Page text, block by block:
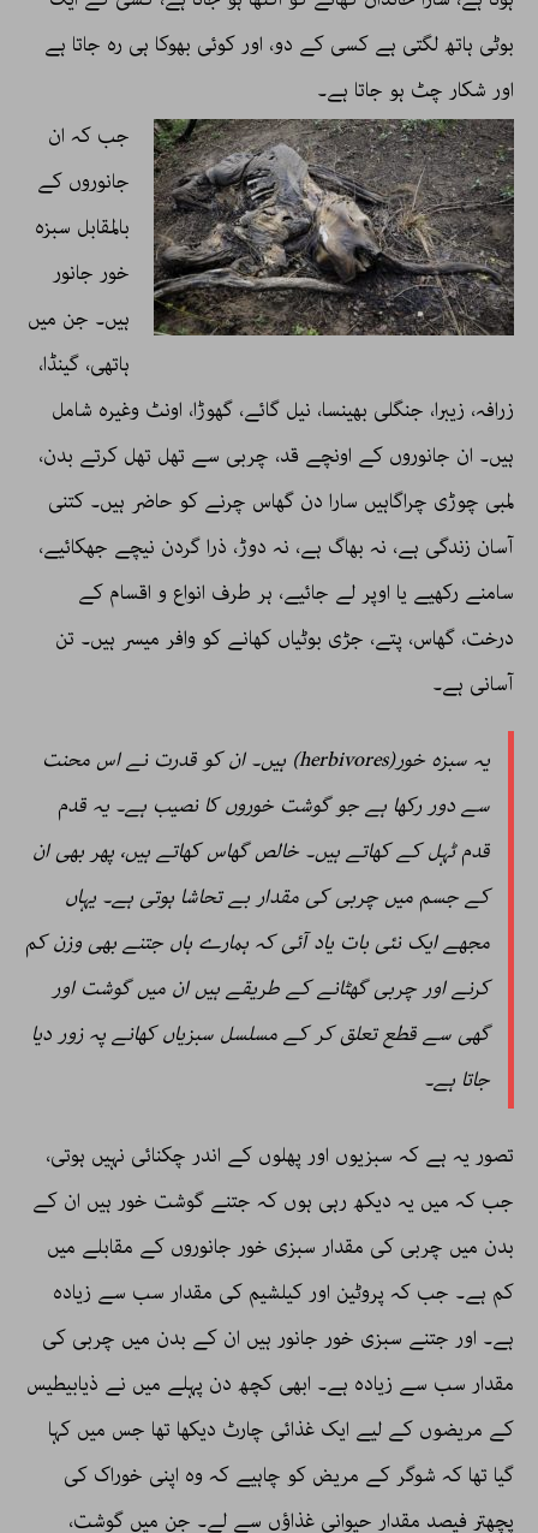
بوٹی ہاتھ لگتی ہے کسی کے دو، اور کوئی بھوکا ہی رہ جاتا ہے
اور شکار چٹ ہو جاتا ہے۔
جب کہ ان
جانوروں کے
بالمقابل سبزہ
خور جانور
ہیں۔ جن میں
ہاتھی، گینڈا،
زرافہ، زیبرا، جنگلی بھینسا، نیل گائے، گھوڑا، اونٹ وغیرہ شامل
ہیں۔ ان جانوروں کے اونچے قد، چربی سے تھل تھل کرتے بدن،
لمبی چوڑی چراگاہیں سارا دن گھاس چرنے کو حاضر ہیں۔ کتنی
آسان زندگی ہے، نہ بھاگ ہے، نہ دوڑ، ذرا گردن نیچے جھکائیے،
سامنے رکھیے یا اوپر لے جائیے، ہر طرف انواع و اقسام کے
درخت، گھاس، پتے، جڑی بوٹیاں کھانے کو وافر میسر ہیں۔ تن
آسانی ہے۔
یہ سبزہ خور(herbivores) ہیں۔ ان کو قدرت نے اس محنت
سے دور رکھا ہے جو گوشت خوروں کا نصیب ہے۔ یہ قدم
قدم ٹہل کے کھاتے ہیں۔ خالص گھاس کھاتے ہیں، پھر بھی ان
کے جسم میں چربی کی مقدار بے تحاشا ہوتی ہے۔ یہاں
مجھے ایک نئی بات یاد آئی کہ ہمارے ہاں جتنے بھی وزن کم
کرنے اور چربی گھٹانے کے طریقے ہیں ان میں گوشت اور
گھی سے قطع تعلق کر کے مسلسل سبزیاں کھانے پہ زور دیا
جاتا ہے۔
تصور یہ ہے کہ سبزیوں اور پھلوں کے اندر چکنائی نہیں ہوتی،
جب کہ میں یہ دیکھ رہی ہوں کہ جتنے گوشت خور ہیں ان کے
بدن میں چربی کی مقدار سبزی خور جانوروں کے مقابلے میں
کم ہے۔ جب کہ پروٹین اور کیلشیم کی مقدار سب سے زیادہ
ہے۔ اور جتنے سبزی خور جانور ہیں ان کے بدن میں چربی کی
مقدار سب سے زیادہ ہے۔ ابھی کچھ دن پہلے میں نے ذیابیطیس
کے مریضوں کے لیے ایک غذائی چارٹ دیکھا تھا جس میں کہا
گیا تھا کہ شوگر کے مریض کو چاہیے کہ وہ اپنی خوراک کی
پچھتر فیصد مقدار حیوانی غذاؤں سے لے۔ جن میں گوشت،